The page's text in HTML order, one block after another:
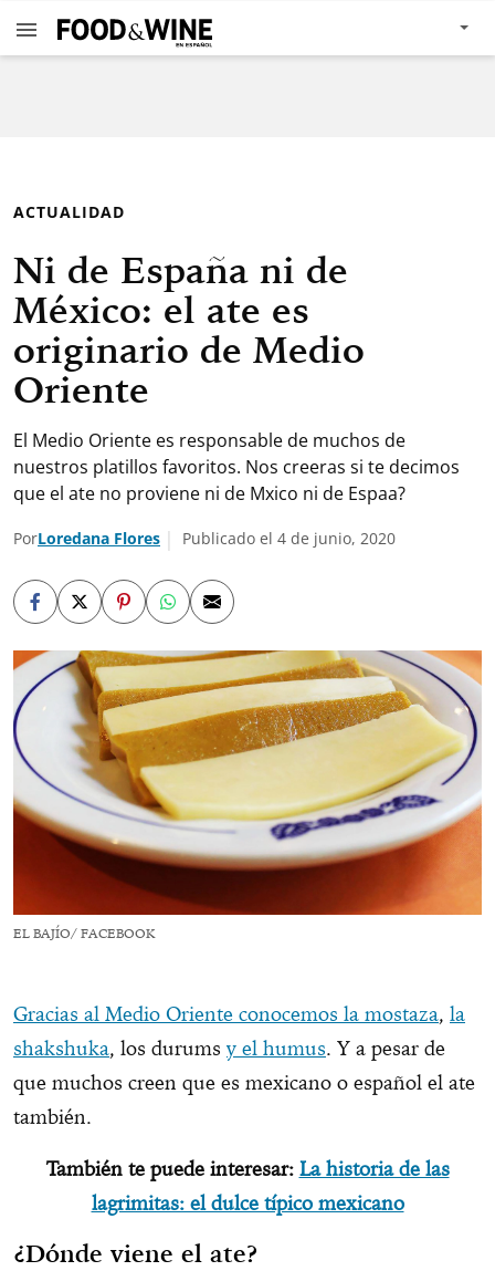
ACTUALIDAD
Ni de España ni de
México: el ate es
originario de Medio
Oriente
El Medio Oriente es responsable de muchos de
nuestros platillos favoritos. Nos creeras si te decimos
que el ate no proviene ni de Mxico ni de Espaa?
PorLoredana Flores Publicado el 4 de junio, 2020
EL BAJÍO/ FACEBOOK
Gracias al Medio Oriente conocemos la mostaza, la
shakshuka, los durums y el humus. Y a pesar de
que muchos creen que es mexicano o español el ate
también.
También te puede interesar: La historia de las
lagrimitas: el dulce típico mexicano
¿Dónde viene el ate?